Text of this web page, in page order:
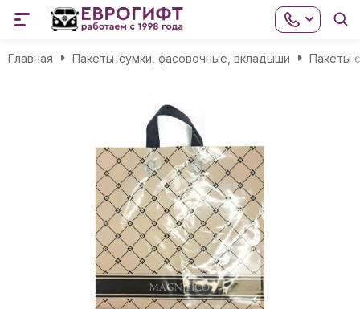
Главная Пакеты-сумки, фасовочные, вкладыши Пакеты